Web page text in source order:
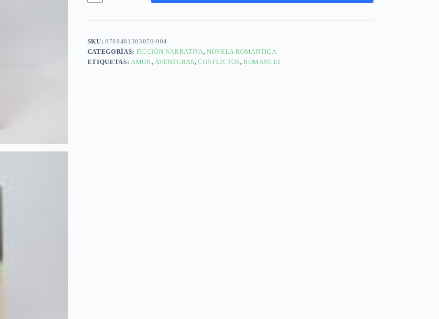
SKU:9788481303070-004
CATEGORÍAS: FICCIÓN NARRATIVA, NOVELA ROMÁNTICA
ETIQUETAS: AMOR, AVENTURAS,CONFLICTOS, ROMANCES